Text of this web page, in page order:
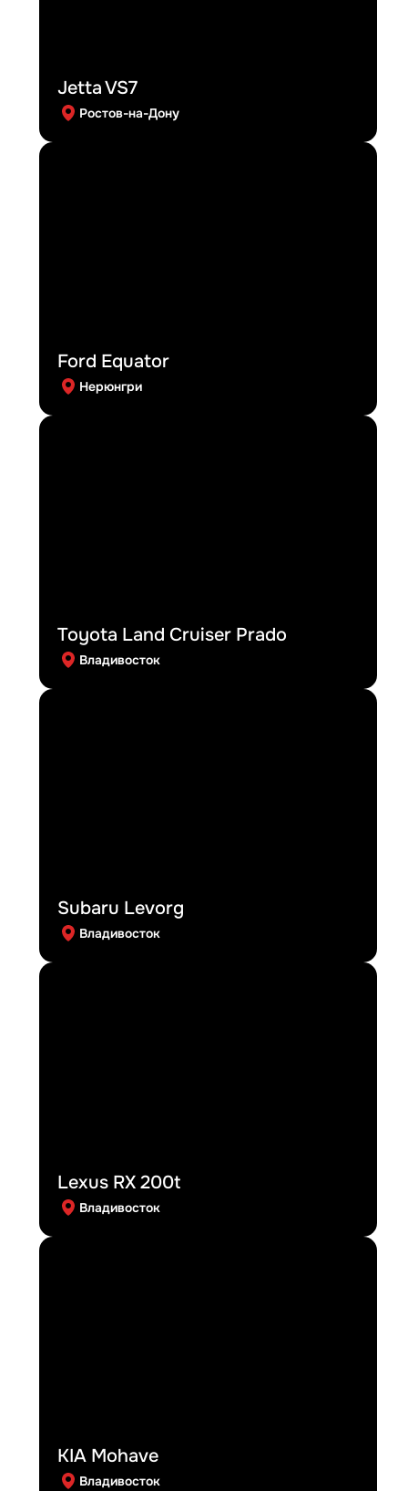
Jetta VS7
Ростов-на-Дону
Ford Equator
Нерюнгри
Toyota Land Cruiser Prado
Владивосток
Subaru Levorg
Владивосток
Lexus RX 200t
Владивосток
KIA Mohave
Владивосток